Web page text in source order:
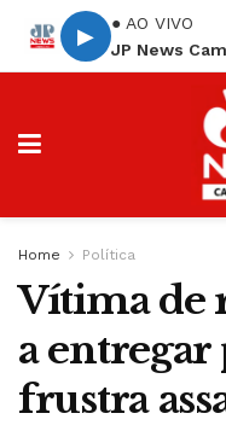
▶
● AO VIVO
JP News
Home Política
Vítima de
a entregar
frustra